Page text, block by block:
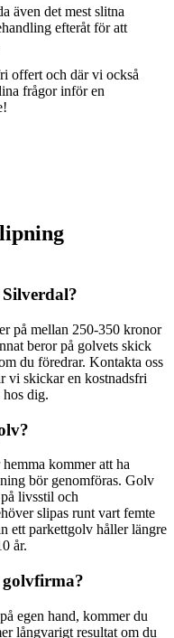
även det mest slitna
efteråt för att
offert och där vi också
frågor inför en
på mellan 250-350 kronor
beror på golvets skick
du föredrar. Kontakta oss
vi skickar en kostnadsfri
dig.
kommer att ha
bör genomföras. Golv
livsstil och
slipas runt vart femte
ett parkettgolv håller längre
år.
egen hand, kommer du
långvarigt resultat om du